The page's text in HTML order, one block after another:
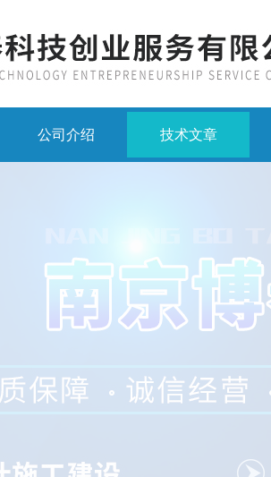
公司介绍 技术文章